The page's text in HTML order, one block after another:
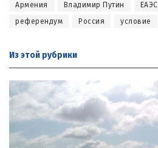
Армения Владимир Путин ЕАЭС
референдум
Россия условие
Из этой рубрики